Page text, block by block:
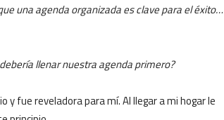
una agenda organizada es clave para el éxito…
llenar nuestra agenda primero?
y fue reveladora para mí. Al llegar a mi hogar le